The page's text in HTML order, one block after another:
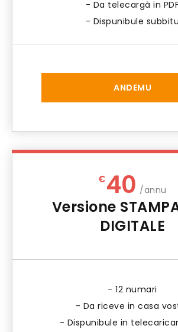
- Da telecargà in
- Dispunibule subbitu
ANDEMU
€40 /annu
Versione
DIGITALE
- 12 numari
- Da riceve in casa
- Dispunibule in